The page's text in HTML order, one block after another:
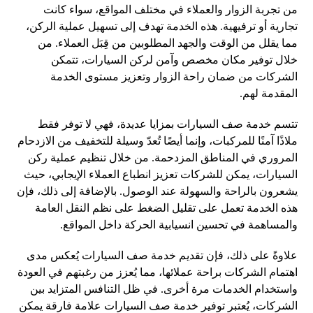
من تجربة الزوار والعملاء في مختلف المواقع، سواء كانت
تجارية أو ترفيهية. هذه الخدمة تهدف إلى تسهيل عملية الركن،
مما يقلل من الوقت والجهد المطلوبين من قِبَل العملاء. من
خلال توفير مكان مخصص وآمن لركن السيارات، تتمكن
الشركات من ضمان راحة الزوار وتعزيز مستوى الخدمة
المقدمة لهم.
تتسم خدمة صف السيارات بمزايا عديدة، فهي لا توفر فقط
ملاذًا آمنًا للمركبات، وإنما أيضًا تُعدّ وسيلة للتخفيف من الازدحام
المروري في المناطق المزدحمة. من خلال تنظيم عملية ركن
السيارات، يمكن للشركات تعزيز انطباع العملاء الإيجابي، حيث
يشعرون بالراحة والسهولة عند الوصول. بالإضافة إلى ذلك، فإن
هذه الخدمة تعمل على تقليل الضغط على نظم النقل العامة
والمساهمة في تحسين انسيابية الحركة داخل المواقع.
علاوةً على ذلك، فإن تقديم خدمة صف السيارات يُعكس مدى
اهتمام الشركات براحة عملائها، مما يُعزز من رغبتهم في العودة
واستخدام الخدمات مرة أخرى. في ظل التنافس المتزايد بين
الشركات، يُعتبر توفير خدمة صف السيارات علامة فارقة يمكن